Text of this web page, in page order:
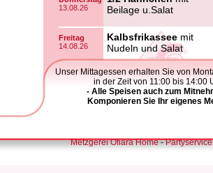
Unser Mittagessen erhalten Sie von
in der Zeit von 11:00 bis 14:00
- Alle Speisen auch zum
Komponieren Sie Ihr eigenes
13.08.26
Beilage u.Salat
Freitag
14.08.26
Kalbsfrikassee mit
Nudeln und Salat
Metzgerei Ofiara Home-